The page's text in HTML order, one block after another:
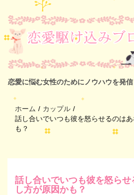
恋愛に悩む女性のためにノウハウを発信
ホーム / カップル /
話し合いでいつも彼を怒らせるのは
も？
話し合いでいつも彼を怒ら
し方が原因かも？